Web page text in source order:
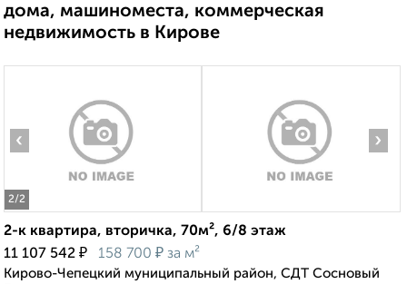
дома, машиноместа, коммерческая
недвижимость в Кирове
2/2
‹ ›
2-к квартира, вторичка, 70м², 6/8 этаж
11 107 542 ₽ 158 700 ₽ за м²
Кирово-Чепецкий муниципальный район, СДТ Сосновый